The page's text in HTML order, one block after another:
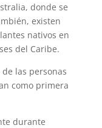
donde se
existen
nativos en
del Caribe.
las personas
como primera
durante